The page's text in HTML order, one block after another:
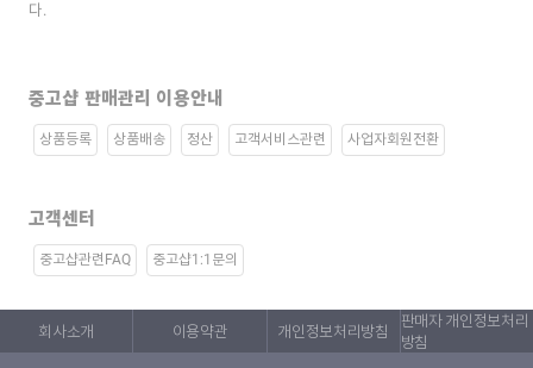
다.
중고샵 판매관리 이용안내
상품등록 상품배송 정산 고객서비스관련 사업자회원전환
고객센터
중고샵관련FAQ 중고샵1:1문의
회사소개 이용약관 개인정보처리방침
판매자 개인정보처리
방침